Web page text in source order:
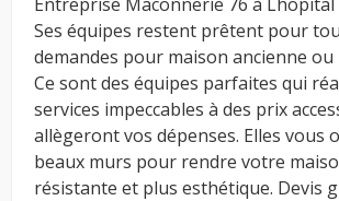
Ses équipes restent prêtent pour
demandes pour maison ancienne ou
Ce sont des équipes parfaites qui
services impeccables à des prix
allègeront vos dépenses. Elles vous
beaux murs pour rendre votre
résistante et plus esthétique. Devis